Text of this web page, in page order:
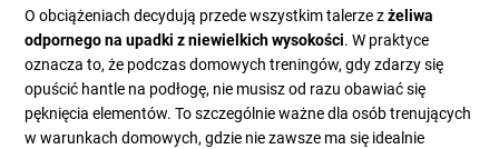
O obciążeniach decydują przede wszystkim talerze zżeliwa
odpornego na upadki z niewielkich wysokości. W praktyce
oznacza to, że podczas domowych treningów, gdy zdarzy się
opuścić hantle na podłogę, nie musisz od razu obawiać się
pęknięcia elementów. To szczególnie ważne dla osób trenujących
w warunkach domowych, gdzie nie zawsze ma się idealnie